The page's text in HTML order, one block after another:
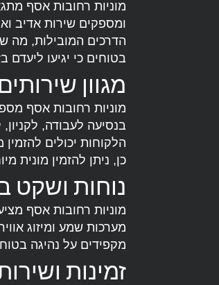
מוניות רחובות אסף
ומספקים שירות אדיב
הדרכים המובילות, מה
בטוחים כי יגיעו ליעדם
מגוון
מוניות רחובות אסף
בנסיעה לעבודה,
הלקוחות יכולים
כן, ניתן להזמין מונית
נוחות ושקט
מוניות רחובות אסף
מערכות שמע ומיזוג
מקפידים על נהיגה
זמינות